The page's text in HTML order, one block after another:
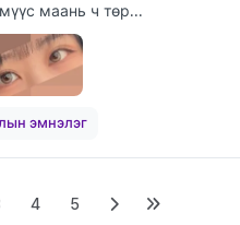
маань ч төр...
эмнэлэг
4 5